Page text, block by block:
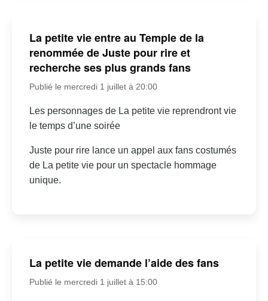
La petite vie entre au Temple de la
renommée de Juste pour rire et
recherche ses plus grands fans
Publié le mercredi 1 juillet à 20:00
Les personnages de La petite vie reprendront vie
le temps d’une soirée
Juste pour rire lance un appel aux fans costumés
de La petite vie pour un spectacle hommage
unique.
La petite vie demande l’aide des fans
Publié le mercredi 1 juillet à 15:00